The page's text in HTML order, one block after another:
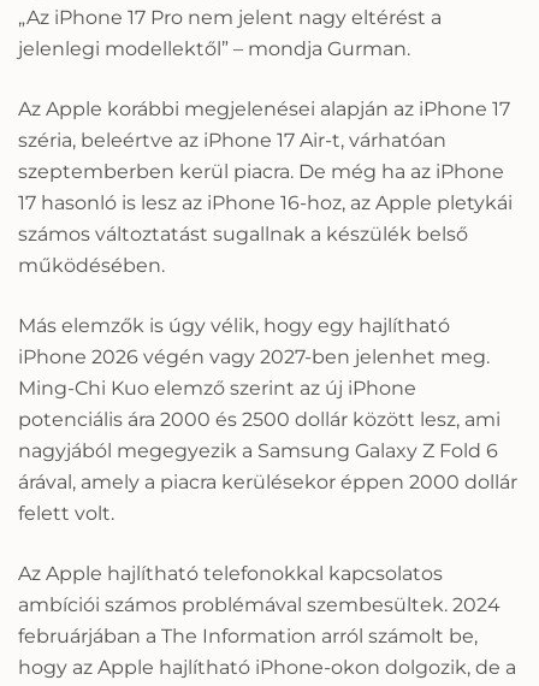
„Az iPhone 17 Pro nem jelent nagy eltérést a
jelenlegi modellektől” – mondja Gurman.
Az Apple korábbi megjelenései alapján az iPhone 17
széria, beleértve az iPhone 17 Air-t, várhatóan
szeptemberben kerül piacra. De még ha az iPhone
17 hasonló is lesz az iPhone 16-hoz, az Apple pletykái
számos változtatást sugallnak a készülék belső
működésében.
Más elemzők is úgy vélik, hogy egy hajlítható
iPhone 2026 végén vagy 2027-ben jelenhet meg.
Ming-Chi Kuo elemző szerint az új iPhone
potenciális ára 2000 és 2500 dollár között lesz, ami
nagyjából megegyezik a Samsung Galaxy Z Fold 6
árával, amely a piacra kerülésekor éppen 2000 dollár
felett volt.
Az Apple hajlítható telefonokkal kapcsolatos
ambíciói számos problémával szembesültek. 2024
februárjában a The Information arról számolt be,
hogy az Apple hajlítható iPhone-okon dolgozik, de a